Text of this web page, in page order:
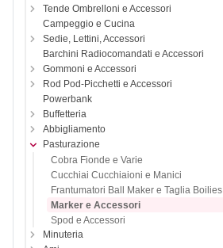
Tende Ombrelloni e Accessori
Campeggio e Cucina
Sedie, Lettini, Accessori
Barchini Radiocomandati e Accessori
Gommoni e Accessori
Rod Pod-Picchetti e Accessori
Powerbank
Buffetteria
Abbigliamento
Pasturazione
Cobra Fionde e Varie
Cucchiai Cucchiaioni e Manici
Frantumatori Ball Maker e Taglia Boilies
Marker e Accessori
Spod e Accessori
Minuteria